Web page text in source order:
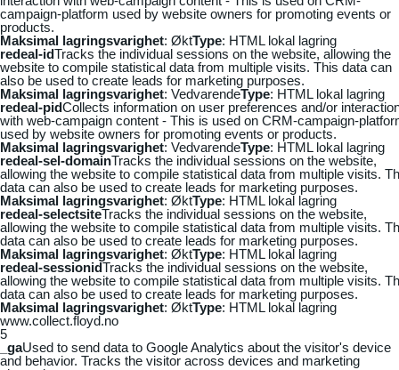
campaign-platform used by website owners for promoting events or
products.
Maksimal lagringsvarighet: ØktType: HTML lokal lagring
redeal-idTracks the individual sessions on the website, allowing the
website to compile statistical data from multiple visits. This data can
also be used to create leads for marketing purposes.
Maksimal lagringsvarighet: VedvarendeType: HTML lokal lagring
redeal-pidCollects information on user preferences and/or
with web-campaign content - This is used on CRM-campaign-
used by website owners for promoting events or products.
Maksimal lagringsvarighet: VedvarendeType: HTML lokal lagring
redeal-sel-domainTracks the individual sessions on the website,
allowing the website to compile statistical data from multiple visits.
data can also be used to create leads for marketing purposes.
Maksimal lagringsvarighet: ØktType: HTML lokal lagring
redeal-selectsiteTracks the individual sessions on the website,
allowing the website to compile statistical data from multiple visits.
data can also be used to create leads for marketing purposes.
Maksimal lagringsvarighet: ØktType: HTML lokal lagring
redeal-sessionidTracks the individual sessions on the website,
allowing the website to compile statistical data from multiple visits.
data can also be used to create leads for marketing purposes.
Maksimal lagringsvarighet: ØktType: HTML lokal lagring
www.collect.floyd.no
5
_gaUsed to send data to Google Analytics about the visitor's device
and behavior. Tracks the visitor across devices and marketing